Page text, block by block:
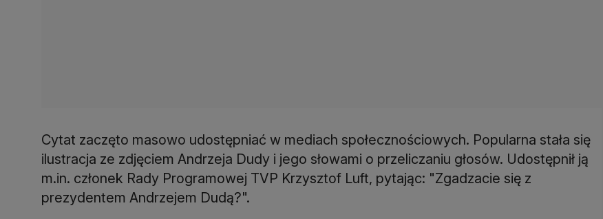
Cytat zaczęto masowo udostępniać w mediach społecznościowych. Popularna stała się
ilustracja ze zdjęciem Andrzeja Dudy i jego słowami o przeliczaniu głosów. Udostępnił ją
m.in. członek Rady Programowej TVP Krzysztof Luft, pytając: "Zgadzacie się z
prezydentem Andrzejem Dudą?".